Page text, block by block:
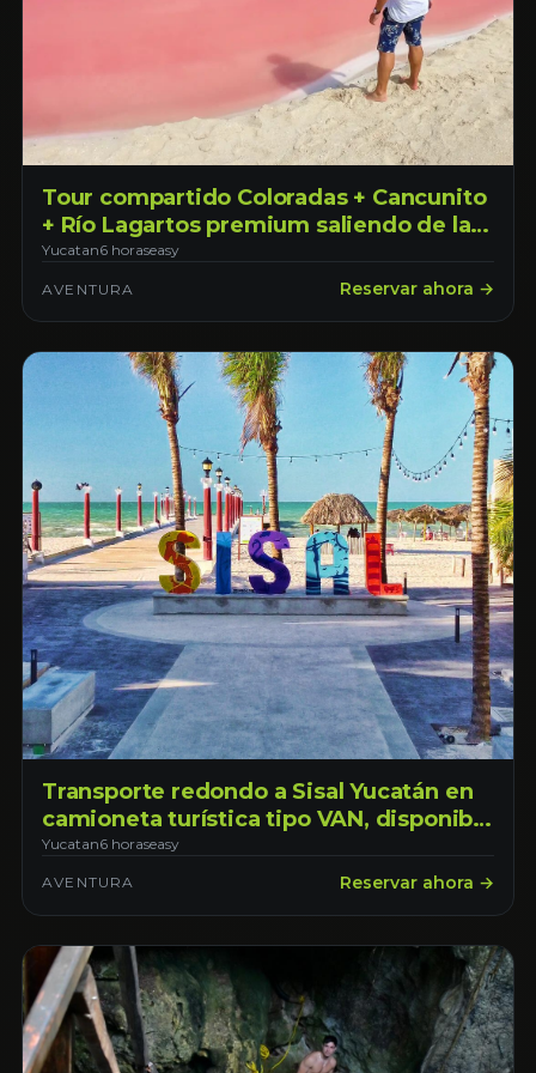
Tour compartido Coloradas + Cancunito
+ Río Lagartos premium saliendo de la
ciudad de Mérida
Yucatan6 horaseasy
AVENTURA Reservar ahora →
Transporte redondo a Sisal Yucatán en
camioneta turística tipo VAN, disponible
todos los días con horario de 7:00am -
7:00pm disfruta 12 horas de tiempo
Yucatan6 horaseasy
AVENTURA Reservar ahora →